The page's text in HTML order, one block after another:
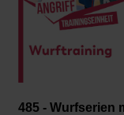
485 - Wurfserien